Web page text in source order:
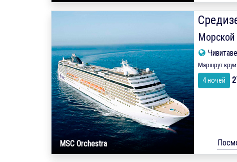
MSC Orchestra
Морской
Маршрут
4 ночей